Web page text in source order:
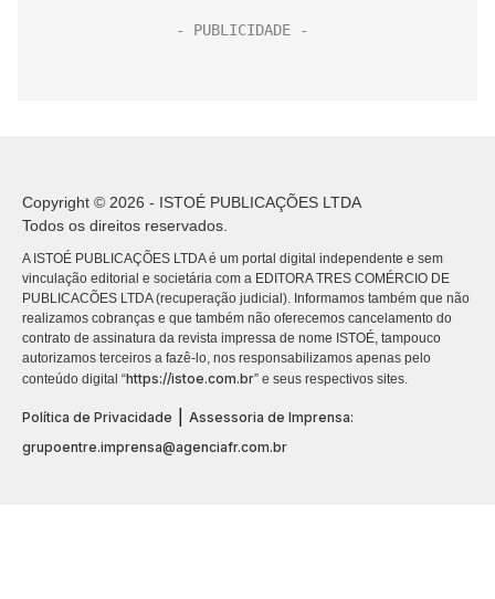
Copyright © 2026 - ISTOÉ PUBLICAÇÕES LTDA
Todos os direitos reservados.
A ISTOÉ PUBLICAÇÕES LTDA é um portal digital independente e sem
vinculação editorial e societária com a EDITORA TRES COMÉRCIO DE
PUBLICACÕES LTDA (recuperação judicial). Informamos também que não
realizamos cobranças e que também não oferecemos cancelamento do
contrato de assinatura da revista impressa de nome ISTOÉ, tampouco
autorizamos terceiros a fazê-lo, nos responsabilizamos apenas pelo
conteúdo digital “https://istoe.com.br” e seus respectivos sites.
Política de Privacidade
Assessoria de Imprensa:
grupoentre.imprensa@agenciafr.com.br